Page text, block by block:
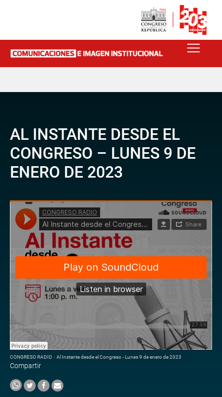
AL INSTANTE DESDE EL
CONGRESO – LUNES 9 DE
ENERO DE 2023
CONGRESO RADIO · Al Instante desde el Congreso - Lunes 9 de enero de 2023
Compartir